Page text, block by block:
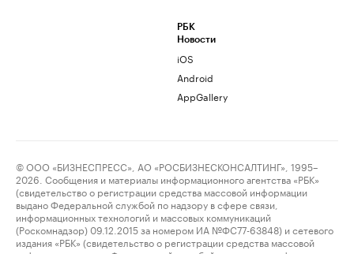
РБК
Новости
iOS
Android
AppGallery
© ООО «БИЗНЕСПРЕСС», АО «РОСБИЗНЕСКОНСАЛТИНГ», 1995–
2026. Сообщения и материалы информационного агентства «РБК»
(свидетельство о регистрации средства массовой информации
выдано Федеральной службой по надзору в сфере связи,
информационных технологий и массовых коммуникаций
(Роскомнадзор) 09.12.2015 за номером ИА №ФС77-63848) и сетевого
издания «РБК» (свидетельство о регистрации средства массовой